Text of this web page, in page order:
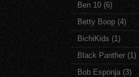
Ben 10 (6)
Betty Boop (4)
BichiKids (1)
Black Panther (1)
Bob Esponja (3)